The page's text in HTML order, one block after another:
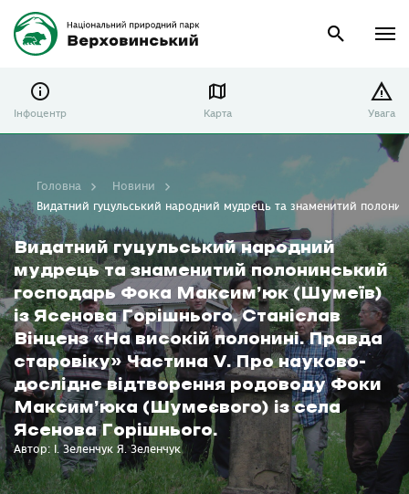
Інфоцентр Карта Увага
Видатний гуцульський народний
мудрець та знаменитий полонинський
господарь Фока Максим’юк (Шумеїв)
із Ясенова Горішнього. Станіслав
Вінценз «На високій полонині. Правда
старовіку» Частина V. Про науково-
дослідне відтворення родоводу Фоки
Максим’юка (Шумеєвого) із села
Ясенова Горішнього.
Автор: І. Зеленчук Я. Зеленчук
Головна
Новини
Видатний гуцульський народний мудрець та знаменитий